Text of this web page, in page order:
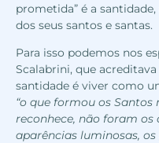
prometida” é a
dos seus santos e santas.
Para isso podemos nos
Scalabrini, que
santidade é viver como
“o que formou os
reconhece, não foram
aparências luminosas,